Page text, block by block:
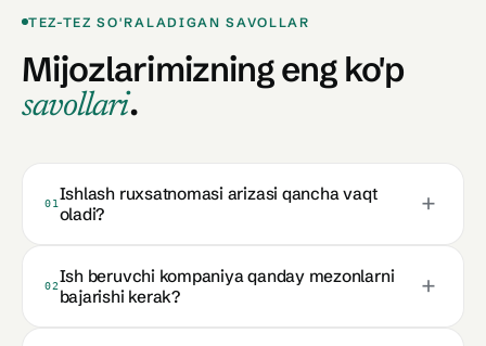
TEZ-TEZ SO'RALADIGAN SAVOLLAR
Mijozlarimizningeng ko'p
savollari.
01Ishlash ruxsatnomasi arizasi qancha vaqt
oladi?
02Ish beruvchi kompaniya qanday mezonlarni
bajarishi kerak?